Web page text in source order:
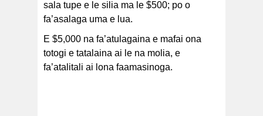
sala tupe e le silia ma le $500; po o
fa’asalaga uma e lua.
E $5,000 na fa’atulagaina e mafai ona
totogi e tatalaina ai le na molia, e
fa’atalitali ai lona faamasinoga.